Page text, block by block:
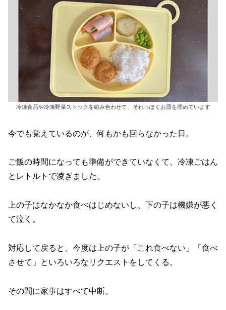
冷凍食品や冷凍野菜ストックを組み合わせて、それっぽくお皿を埋めています
今でも覚えているのが、何もかも回らなかった日。
ご飯の時間になっても準備ができていなくて、冷凍ごはん
とレトルトで凌ぎました。
上の子はなかなか食べはじめないし、下の子は機嫌が悪く
て泣く。
対応して戻ると、今度は上の子が「これ食べない」「食べ
させて」といろいろなリクエストをしてくる。
その間に家事はすべて中断。